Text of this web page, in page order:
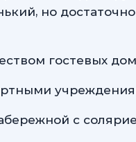
но
гостевых
с